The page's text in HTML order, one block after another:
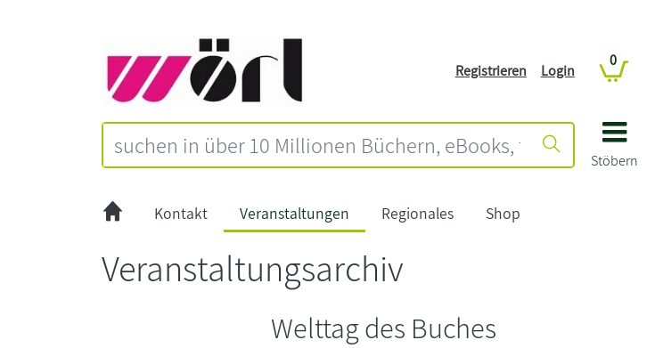
Stöbern
Registrieren Login
0
Kontakt Veranstaltungen Regionales Shop
Veranstaltungsarchiv
Welttag des Buches